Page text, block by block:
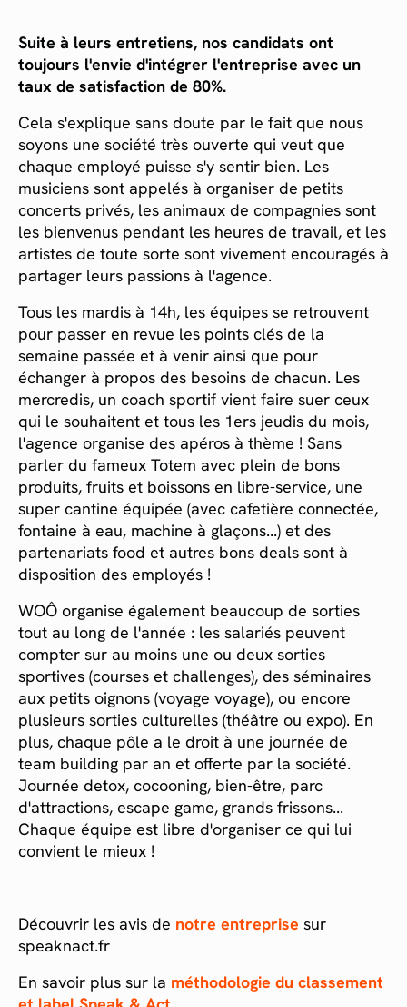
Suite à leurs entretiens, nos candidats ont
toujours l'envie d'intégrer l'entreprise avec un
taux de satisfaction de 80%.
Cela s'explique sans doute par le fait que nous
soyons une société très ouverte qui veut que
chaque employé puisse s'y sentir bien. Les
musiciens sont appelés à organiser de petits
concerts privés, les animaux de compagnies sont
les bienvenus pendant les heures de travail, et les
artistes de toute sorte sont vivement encouragés à
partager leurs passions à l'agence.
Tous les mardis à 14h, les équipes se retrouvent
pour passer en revue les points clés de la
semaine passée et à venir ainsi que pour
échanger à propos des besoins de chacun. Les
mercredis, un coach sportif vient faire suer ceux
qui le souhaitent et tous les 1ers jeudis du mois,
l'agence organise des apéros à thème ! Sans
parler du fameux Totem avec plein de bons
produits, fruits et boissons en libre-service, une
super cantine équipée (avec cafetière connectée,
fontaine à eau, machine à glaçons...) et des
partenariats food et autres bons deals sont à
disposition des employés !
WOÔ organise également beaucoup de sorties
tout au long de l'année : les salariés peuvent
compter sur au moins une ou deux sorties
sportives (courses et challenges), des séminaires
aux petits oignons (voyage voyage), ou encore
plusieurs sorties culturelles (théâtre ou expo). En
plus, chaque pôle a le droit à une journée de
team building par an et offerte par la société.
Journée detox, cocooning, bien-être, parc
d'attractions, escape game, grands frissons...
Chaque équipe est libre d'organiser ce qui lui
convient le mieux !
Découvrir les avis de notre entreprise sur
speaknact.fr
En savoir plus sur la méthodologie du classement